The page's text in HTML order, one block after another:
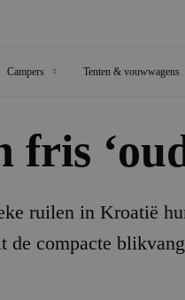
Campers Tenten & vouwwagens
fris
ruilen in Kroatië
compacte